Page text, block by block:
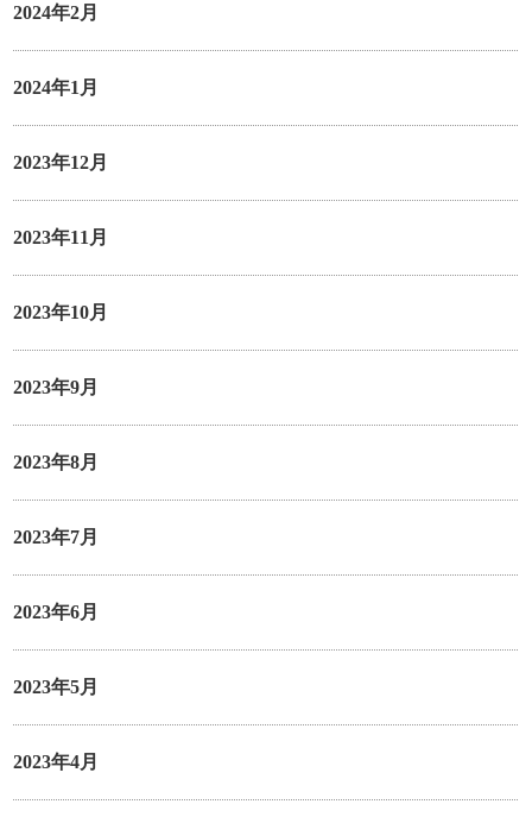
2024年2月
2024年1月
2023年12月
2023年11月
2023年10月
2023年9月
2023年8月
2023年7月
2023年6月
2023年5月
2023年4月